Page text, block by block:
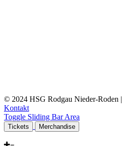
© 2024 HSG Rodgau Nieder-Roden |
Kontakt
Toggle Sliding Bar Area
Tickets Merchandise